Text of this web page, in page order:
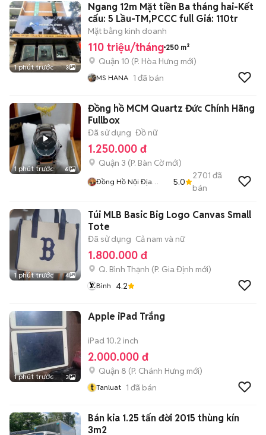
1 phút trước 3
Ngang 12m Mặt tiền Ba tháng hai-Kết
cấu: 5 Lầu-TM,PCCC full Giá: 110tr
Mặt bằng kinh doanh
110 triệu/tháng 250 m²
Quận 10 (P. Hòa Hưng mới)
MS HANA 1 đã bán
1 phút trước 6
Đồng hồ MCM Quartz Đức Chính Hãng
Fullbox
Đã sử dụng Đồ nữ
1.250.000 đ
Quận 3 (P. Bàn Cờmới)
Đồng Hồ Nội Địa
5.0
2701 đã
bán
1 phút trước 4
Túi MLB Basic Big Logo Canvas Small
Tote
Đã sử dụng Cả nam và nữ
1.800.000 đ
Q. Bình Thạnh (P. Gia Định mới)
Bình 4.2
1 phút trước 3
Apple iPad Trắng
iPad 10.2 inch
2.000.000 đ
Quận 8 (P. Chánh Hưng mới)
t Tanluat 1 đã bán
Bán kia 1.25 tấn đời 2015 thùng kín
3m2